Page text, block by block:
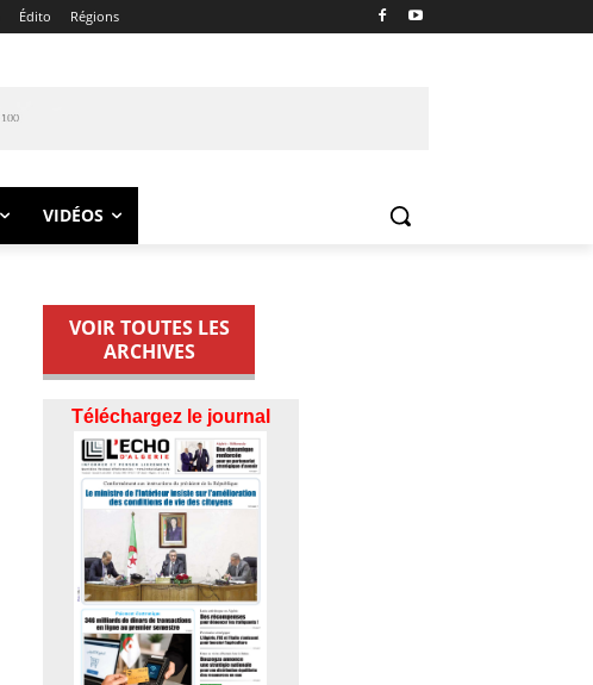
Édito Régions
VIDÉOS
VOIR TOUTES LES
ARCHIVES